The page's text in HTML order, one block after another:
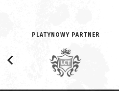
PLATYNOWY PARTNER